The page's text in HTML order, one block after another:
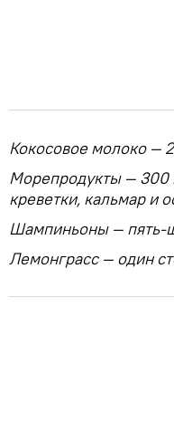
Кокосовое молоко —
Морепродукты — 300
креветки, кальмар и
Шампиньоны — пять-
Лемонграсс — один